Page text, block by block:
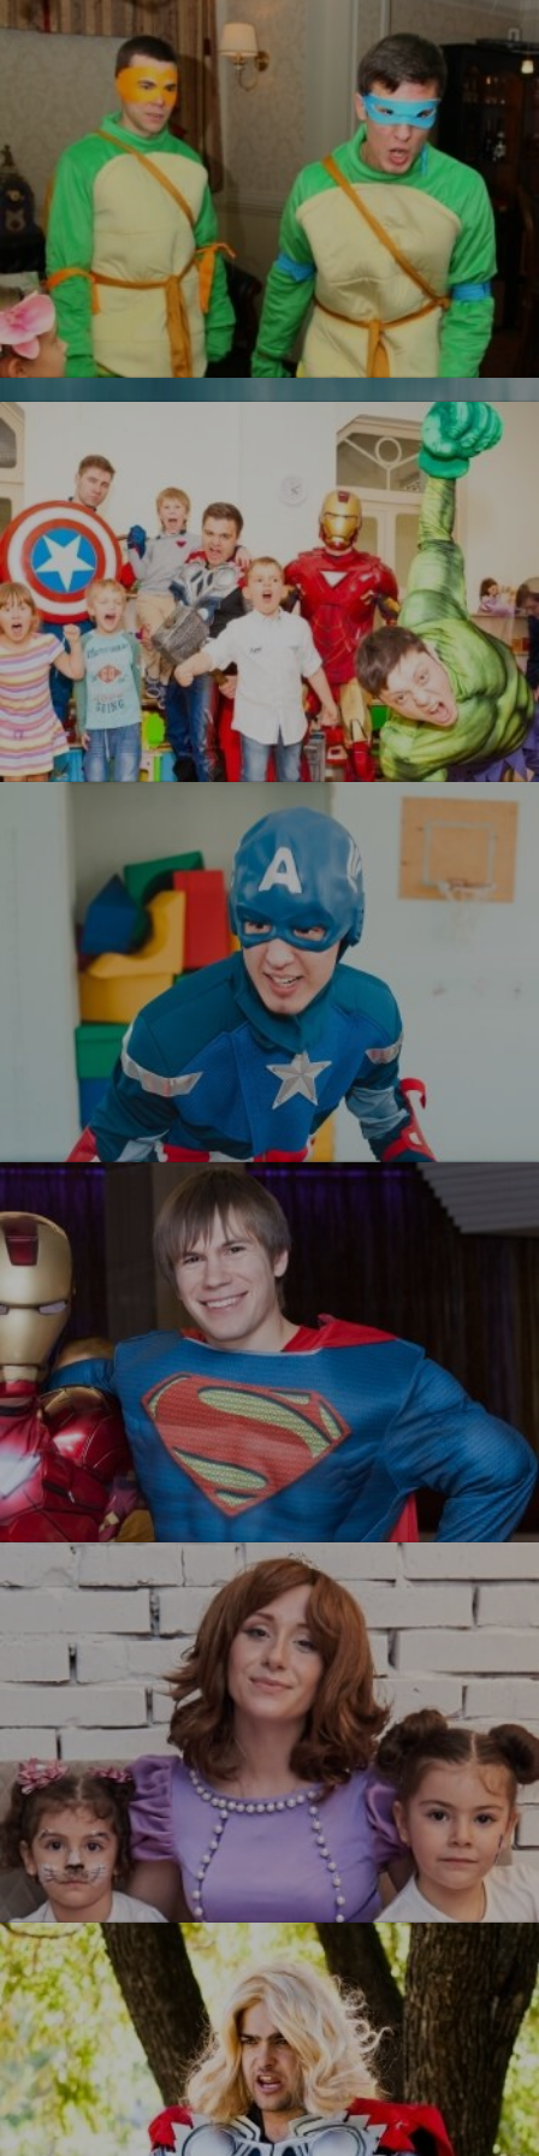
УЗНАТЬ БОЛЬШЕ
УЗНАТЬ БОЛЬШЕ
Черепашки ниндзя
Новинка!
Бесплатная фотосъемка *
УЗНАТЬ БОЛЬШЕ
Железный человек
УЗНАТЬ БОЛЬШЕ
Мстители
УЗНАТЬ БОЛЬШЕ
Капитан Америка
УЗНАТЬ БОЛЬШЕ
Супермен
УЗНАТЬ БОЛЬШЕ
Принцесса София